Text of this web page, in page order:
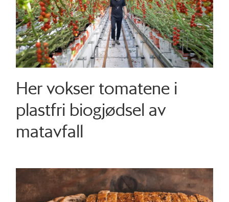
Her vokser tomatene i
plastfri biogjødsel av
matavfall